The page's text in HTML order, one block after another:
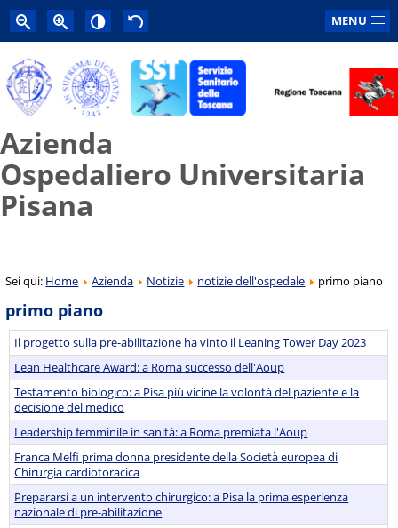
MENU
Azienda
Ospedaliero Universitaria
Pisana
Sei qui: Home Azienda Notizie notizie dell'ospedale primo piano
primo piano
Il progetto sulla pre-abilitazione ha vinto il Leaning Tower Day 2023
Lean Healthcare Award: a Roma successo dell'Aoup
Testamento biologico: a Pisa più vicine la volontà del paziente e la
decisione del medico
Leadership femminile in sanità: a Roma premiata l'Aoup
Franca Melfi prima donna presidente della Società europea di
Chirurgia cardiotoracica
Prepararsi a un intervento chirurgico: a Pisa la prima esperienza
nazionale di pre-abilitazione